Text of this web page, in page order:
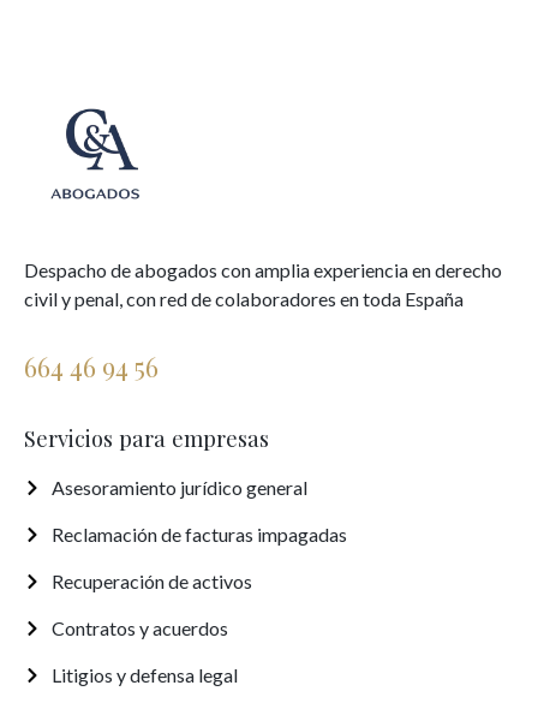
Despacho de abogados con amplia experiencia en derecho
civil y penal, con red de colaboradores en toda España
664 46 94 56
Servicios para empresas
Asesoramiento jurídico general
Reclamación de facturas impagadas
Recuperación de activos
Contratos y acuerdos
Litigios y defensa legal